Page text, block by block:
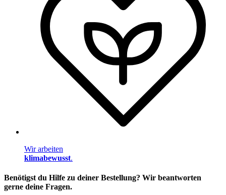
Wir arbeiten
klimabewusst.
Benötigst du Hilfe zu deiner Bestellung? Wir beantworten
gerne deine Fragen.